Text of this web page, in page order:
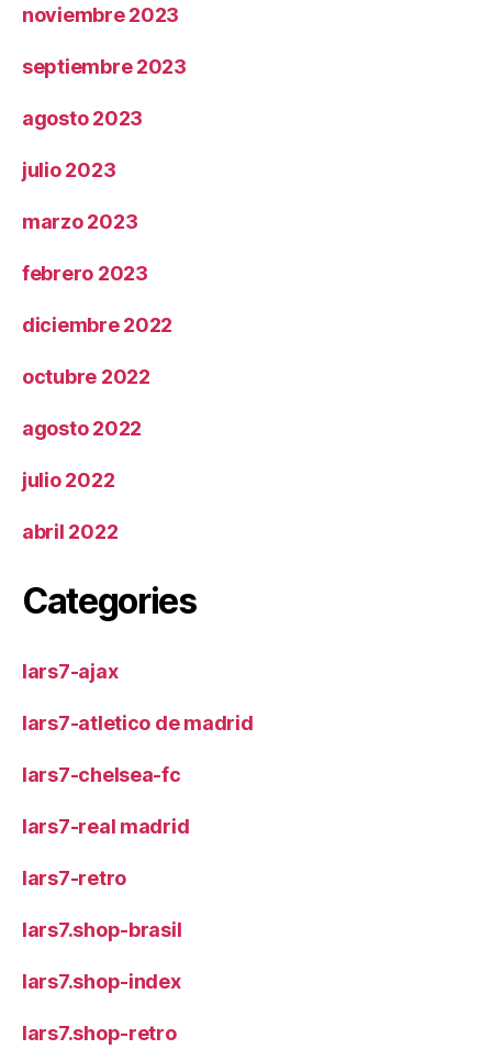
noviembre 2023
septiembre 2023
agosto 2023
julio 2023
marzo 2023
febrero 2023
diciembre 2022
octubre 2022
agosto 2022
julio 2022
abril 2022
Categories
lars7-ajax
lars7-atletico de madrid
lars7-chelsea-fc
lars7-real madrid
lars7-retro
lars7.shop-brasil
lars7.shop-index
lars7.shop-retro